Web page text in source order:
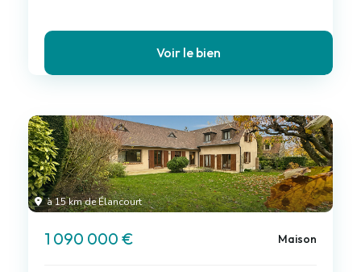
Voir le bien
à 15 km de Élancourt
1 090 000 € Maison